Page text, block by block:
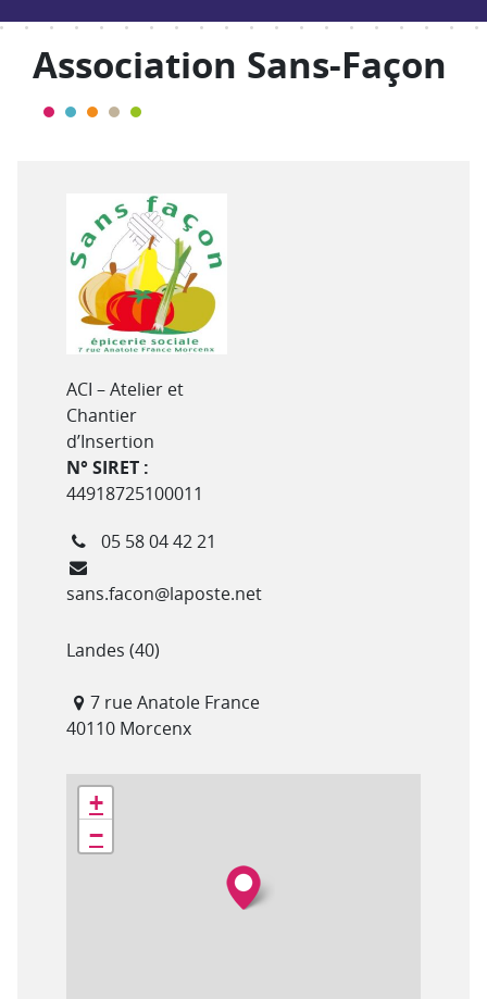
Association Sans-Façon
Type de structure
ACI – Atelier et
Chantier
d’Insertion
N° SIRET :
44918725100011
Téléphone
05 58 04 42 21
Courriel
sans.facon@laposte.net
Département(s)
Landes (40)
7 rue Anatole France
40110 Morcenx
Géolocalisation
+
−